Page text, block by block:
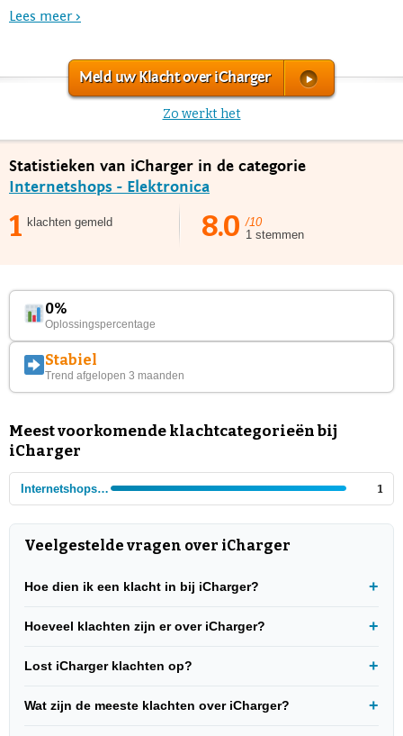
Lees meer >
Meld uw Klacht over iCharger
Zo werkt het
Statistieken van iCharger in de categorie
Internetshops - Elektronica
1 klachten gemeld 8.0 /10
1 stemmen
0%
Oplossingspercentage
Stabiel
Trend afgelopen 3 maanden
Meest voorkomende klachtcategorieën bij
iCharger
Internetshops - Elektronica 1
Veelgestelde vragen over iCharger
Hoe dien ik een klacht in bij iCharger?
Hoeveel klachten zijn er over iCharger?
Lost iCharger klachten op?
Wat zijn de meeste klachten over iCharger?